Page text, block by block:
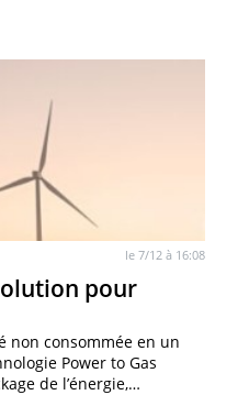
le 7/12 à 16:08
pour
non consommée en un
Power to Gas
de l’énergie,…